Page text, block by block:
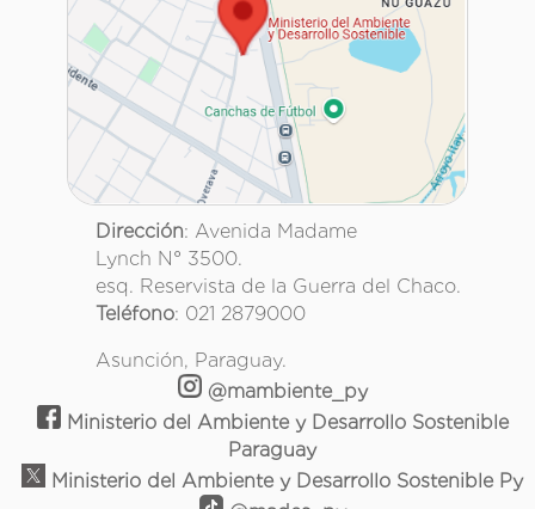
Dirección: Avenida Madame
Lynch N° 3500.
esq. Reservista de la Guerra del Chaco.
Teléfono: 021 2879000
Asunción, Paraguay.
@mambiente_py
Ministerio del Ambiente y Desarrollo Sostenible
Paraguay
Ministerio del Ambiente y Desarrollo Sostenible Py